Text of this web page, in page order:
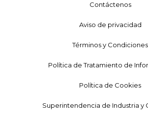
Contáctenos
Aviso de privacidad
Términos y Condiciones
Política de Tratamiento de
Política de Cookies
Superintendencia de Industria y